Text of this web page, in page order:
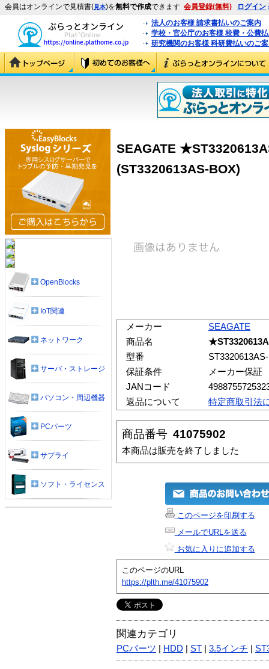
会員はオンラインで見積書(見本)を無料で作成できます 会員登録(無料) ログイン
法人のお客様 請求書払いのご案内
学校・官公庁のお客様 校費・公費
研究機関のお客様 科研費払いのご
SEAGATE
(ST3320613AS-BOX)
メーカー
SEAGATE
商品名
型番
保証条件
メーカー保証
JANコード
返品について
特定商取引法
商品番号 41075902
本商品は販売を終了しました
このページを印刷する
メールでURLを送る
お気に入りに追加する
このページのURL
https://plth.me/41075902
関連カテゴリ
PCパーツ HDD ST 3.5インチ
OpenBlocks
IoT関連
ネットワーク
サーバ・ストレージ
パソコン・周辺機器
PCパーツ
サプライ
ソフト・ライセンス